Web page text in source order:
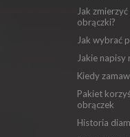
Jak
obrączki?
Jak wybrać
Jakie napisy
Kiedy
Pakiet
obrączek
Historia